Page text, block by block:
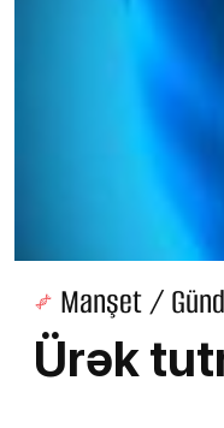
Manşet /
Ürək